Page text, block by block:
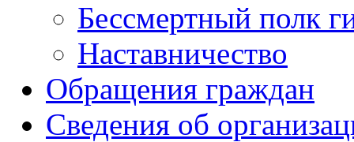
Бессмертный полк
Наставничество
Обращения граждан
Сведения об